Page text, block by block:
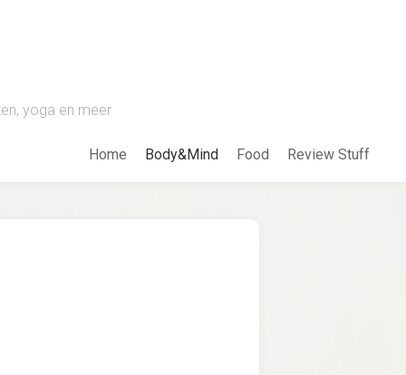
yoga en meer
Home Body&Mind Food Review Stuff